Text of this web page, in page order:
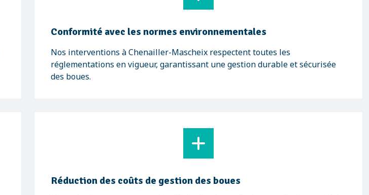
Conformité avec les normes environnementales
Nos interventions à Chenailler-Mascheix respectent toutes les
réglementations en vigueur, garantissant une gestion durable et sécurisée
des boues.
Réduction des coûts de gestion des boues